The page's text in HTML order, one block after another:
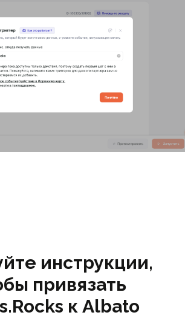
инструкции,
привязать
к Albato